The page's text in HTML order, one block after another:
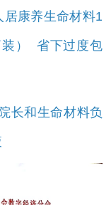
居康养生命材料1
装） 省下过度包
长和生命材料负